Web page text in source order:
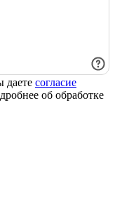
даете согласие
об обработке